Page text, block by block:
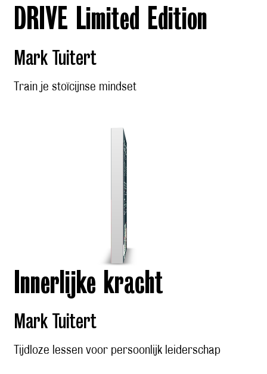
DRIVE Limited Edition
Mark Tuitert
Train je stoïcijnse mindset
Innerlijke kracht
Mark Tuitert
Tijdloze lessen voor persoonlijk leiderschap